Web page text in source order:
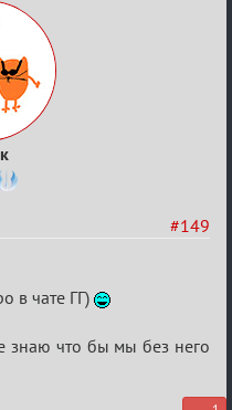
#149
в чате ГГ)
знаю что бы мы без него